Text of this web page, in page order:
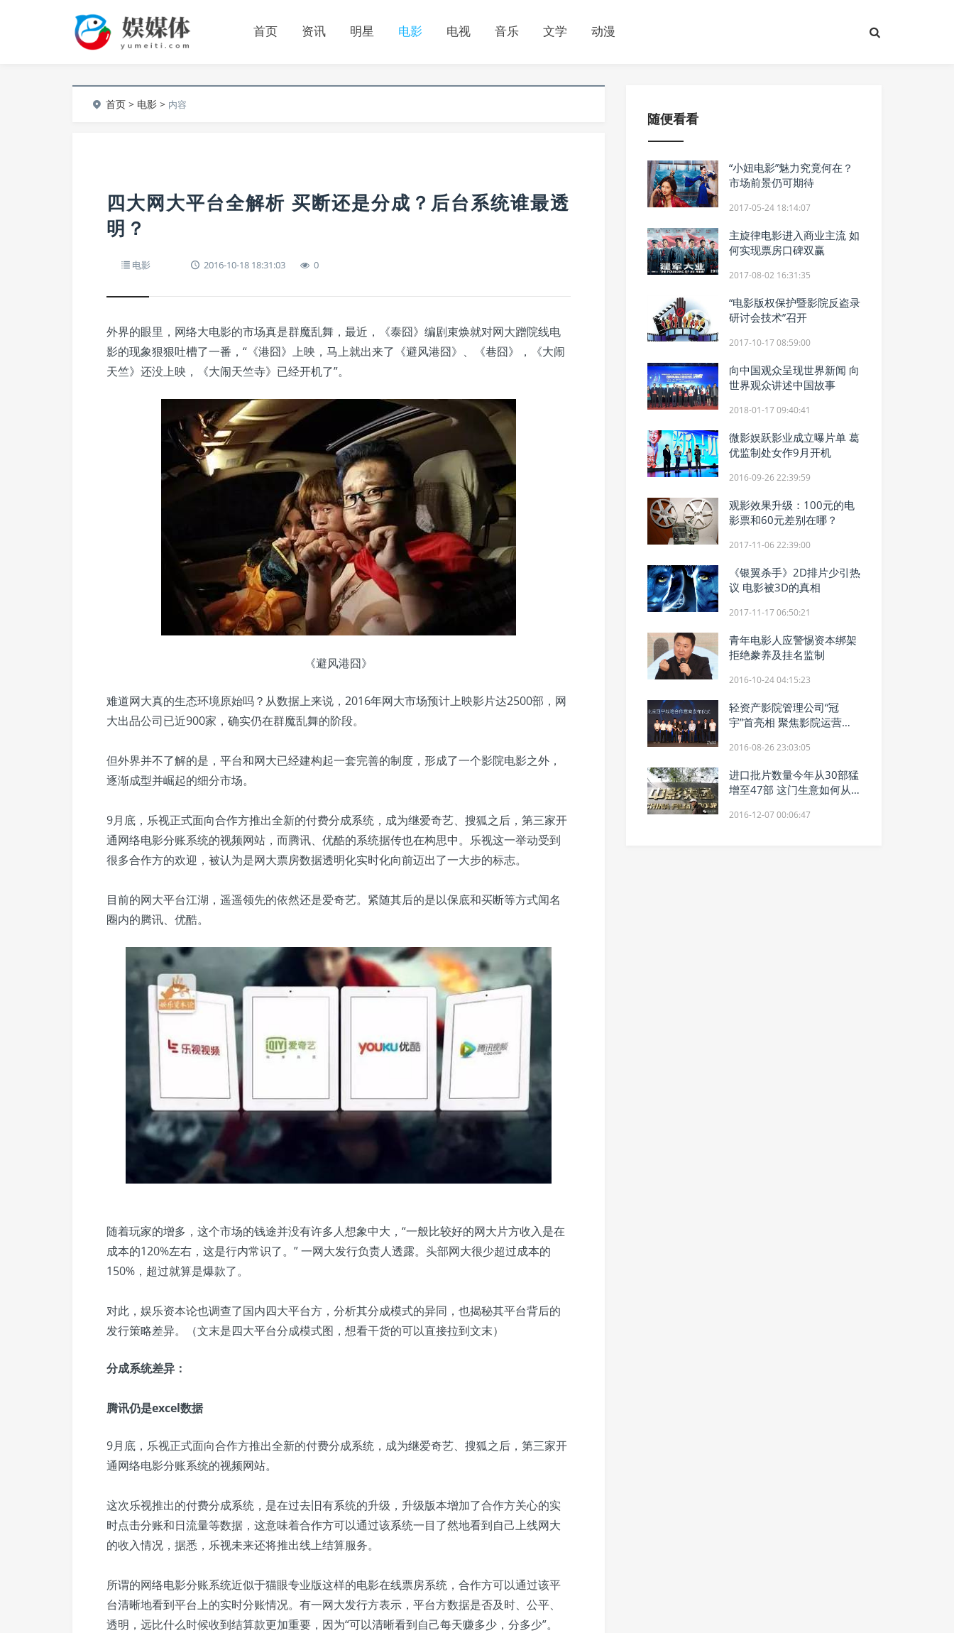
首页 资讯 明星 电影 电视 音乐 文学 动漫
首页 > 电影 > 内容
四大网大平台全解析 买断还是分成？后台系统谁最透
明？
电影 2016-10-18 18:31:03 0
外界的眼里，网络大电影的市场真是群魔乱舞，最近，《泰囧》编剧束焕就对网大蹭院线电
影的现象狠狠吐槽了一番，“《港囧》上映，马上就出来了《避风港囧》、《巷囧》，《大闹
天竺》还没上映，《大闹天竺寺》已经开机了”。
《避风港囧》
难道网大真的生态环境原始吗？从数据上来说，2016年网大市场预计上映影片达2500部，网
大出品公司已近900家，确实仍在群魔乱舞的阶段。
但外界并不了解的是，平台和网大已经建构起一套完善的制度，形成了一个影院电影之外，
逐渐成型并崛起的细分市场。
9月底，乐视正式面向合作方推出全新的付费分成系统，成为继爱奇艺、搜狐之后，第三家开
通网络电影分账系统的视频网站，而腾讯、优酷的系统据传也在构思中。乐视这一举动受到
很多合作方的欢迎，被认为是网大票房数据透明化实时化向前迈出了一大步的标志。
目前的网大平台江湖，遥遥领先的依然还是爱奇艺。紧随其后的是以保底和买断等方式闻名
圈内的腾讯、优酷。
随着玩家的增多，这个市场的钱途并没有许多人想象中大，“一般比较好的网大片方收入是在
成本的120%左右，这是行内常识了。” 一网大发行负责人透露。头部网大很少超过成本的
150%，超过就算是爆款了。
对此，娱乐资本论也调查了国内四大平台方，分析其分成模式的异同，也揭秘其平台背后的
发行策略差异。（文末是四大平台分成模式图，想看干货的可以直接拉到文末）
分成系统差异：
腾讯仍是excel数据
9月底，乐视正式面向合作方推出全新的付费分成系统，成为继爱奇艺、搜狐之后，第三家开
通网络电影分账系统的视频网站。
这次乐视推出的付费分成系统，是在过去旧有系统的升级，升级版本增加了合作方关心的实
时点击分账和日流量等数据，这意味着合作方可以通过该系统一目了然地看到自己上线网大
的收入情况，据悉，乐视未来还将推出线上结算服务。
所谓的网络电影分账系统近似于猫眼专业版这样的电影在线票房系统，合作方可以通过该平
台清晰地看到平台上的实时分账情况。有一网大发行方表示，平台方数据是否及时、公平、
透明，远比什么时候收到结算款更加重要，因为“可以清晰看到自己每天赚多少，分多少”。
随便看看
“小妞电影”魅力究竟何在？
市场前景仍可期待
2017-05-24 18:14:07
主旋律电影进入商业主流 如
何实现票房口碑双赢
2017-08-02 16:31:35
“电影版权保护暨影院反盗录
研讨会技术”召开
2017-10-17 08:59:00
向中国观众呈现世界新闻 向
世界观众讲述中国故事
2018-01-17 09:40:41
微影娱跃影业成立曝片单 葛
优监制处女作9月开机
2016-09-26 22:39:59
观影效果升级：100元的电
影票和60元差别在哪？
2017-11-06 22:39:00
《银翼杀手》2D排片少引热
议 电影被3D的真相
2017-11-17 06:50:21
青年电影人应警惕资本绑架
拒绝豢养及挂名监制
2016-10-24 04:15:23
轻资产影院管理公司“冠
宇”首亮相 聚焦影院运营管
2016-08-26 23:03:05
进口批片数量今年从30部猛
增至47部 这门生意如何从
2016-12-07 00:06:47